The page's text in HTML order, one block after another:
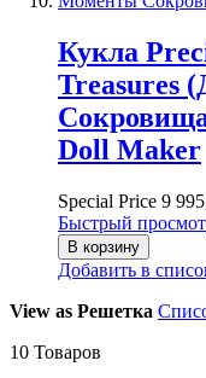
Кукла
Treasures
Doll Maker
Special Price 9
Быстрый
В корзину
Добавить в
View as Решетка
10 Товаров